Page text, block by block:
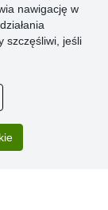
nawigację w
szczęśliwi, jeśli